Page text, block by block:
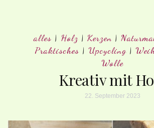
alles | Holz | Kerzen |
Praktisches | Upcycling |
Wolle
Kreativ mit
22. September 2023